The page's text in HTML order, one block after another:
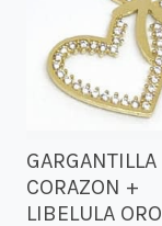
GARGANTILLA
CORAZON +
LIBELULA